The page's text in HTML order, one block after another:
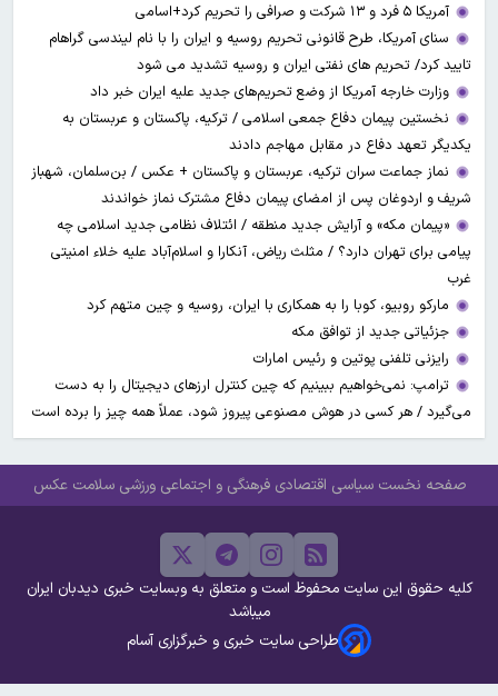
آمریکا ۵ فرد و ۱۳ شرکت و صرافی را تحریم کرد+اسامی
سنای آمریکا، طرح قانونی تحریم روسیه و ایران را با نام لیندسی گراهام
تایید کرد/ تحریم های نفتی ایران و روسیه تشدید می شود
وزارت خارجه آمریکا از وضع تحریم‌های جدید علیه ایران خبر داد
نخستین پیمان دفاع جمعی اسلامی / ترکیه، پاکستان و عربستان به
یکدیگر تعهد دفاع در مقابل مهاجم دادند
نماز جماعت سران ترکیه، عربستان و پاکستان + عکس / بن‌سلمان، شهباز
شریف و اردوغان پس از امضای پیمان دفاع مشترک نماز خواندند
«پیمان مکه» و آرایش جدید منطقه / ائتلاف نظامی جدید اسلامی چه
پیامی برای تهران دارد؟ / مثلث ریاض، آنکارا و اسلام‌آباد علیه خلاء امنیتی
غرب
مارکو روبیو، کوبا را به همکاری با ایران، روسیه و چین متهم کرد
جزئیاتی جدید از توافق مکه
رایزنی تلفنی پوتین و رئیس امارات
ترامپ: نمی‌خواهیم ببینیم که چین کنترل ارز‌های دیجیتال را به دست
می‌گیرد / هر کسی در هوش مصنوعی پیروز شود، عملاً همه چیز را برده است
صفحه نخست سیاسی اقتصادی فرهنگی و اجتماعی ورزشی سلامت عکس
کلیه حقوق این سایت محفوظ است و متعلق به وبسایت خبری دیدبان ایران
میباشد
طراحی سایت خبری و خبرگزاری آسام